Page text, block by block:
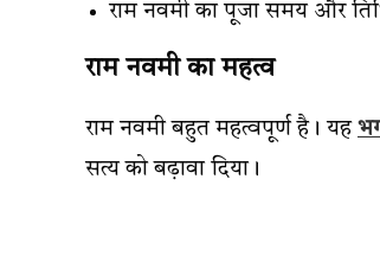
राम नवमी का पूजा समय और
राम नवमी का महत्व
राम नवमी बहुत महत्वपूर्ण है। यह
सत्य को बढ़ावा दिया।